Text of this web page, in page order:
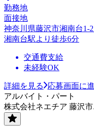
勤務地
面接地
神奈川県藤沢市湘南台1-
湘南台駅より徒歩6分
交通費支給
未経験OK
詳細を見る
応募画面に
アルバイト・パート
株式会社ネエチア 藤沢